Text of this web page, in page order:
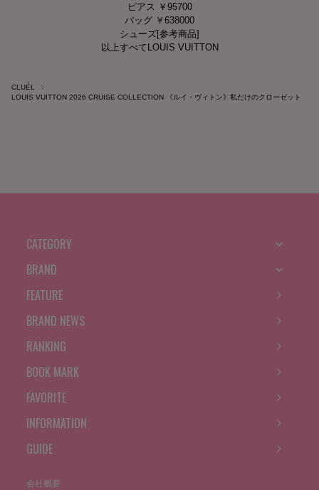
ピアス ￥95700
バッグ ￥638000
シューズ[参考商品]
以上すべてLOUIS VUITTON
CLUÉL
LOUIS VUITTON 2026 CRUISE COLLECTION 《ルイ・ヴィトン》私だけのクローゼット
CATEGORY
BRAND
FEATURE
BRAND NEWS
RANKING
BOOK MARK
FAVORITE
INFORMATION
GUIDE
会社概要